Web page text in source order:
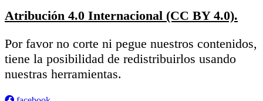
Atribución 4.0 Internacional (CC BY 4.0).
Por favor no corte ni pegue nuestros contenidos,
tiene la posibilidad de redistribuirlos usando
nuestras herramientas.